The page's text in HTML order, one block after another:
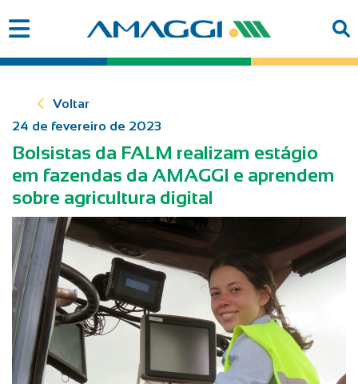
Voltar
24 de fevereiro de 2023
Bolsistas da FALM realizam estágio
em fazendas da AMAGGI e aprendem
sobre agricultura digital